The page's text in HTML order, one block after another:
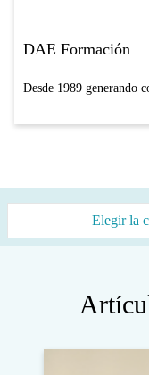
DAE Formación
Desde 1989 generando